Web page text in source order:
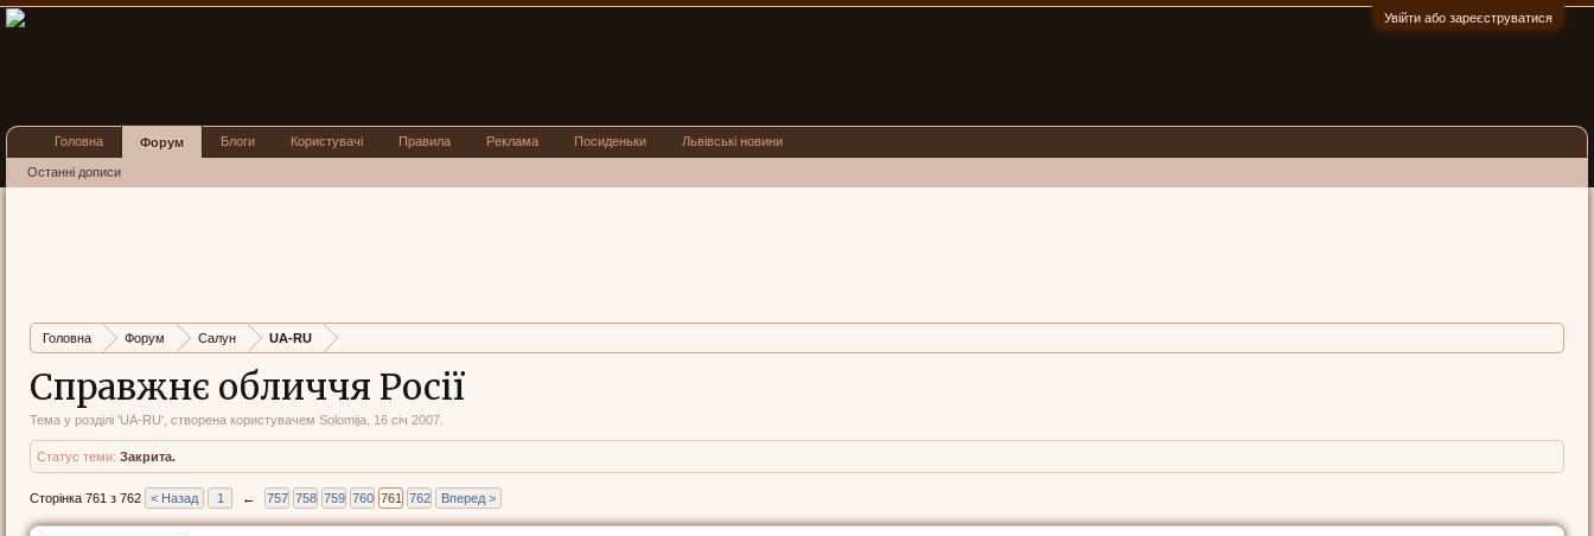
Увійти або зареєструватися
Головна Форум Салун UA-RU
Справжнє обличчя Росії
Тема у розділі 'UA-RU', створена користувачем Solomija 16 січ 2007
Статус теми: Закрита.
Сторінка 761 з 762 < Назад 1 ← 757 758 759 760 761 762 Вперед >
Головна Форум
Останні дописи
Блоги Користувачі Правила Реклама Посиденьки Львівські новини